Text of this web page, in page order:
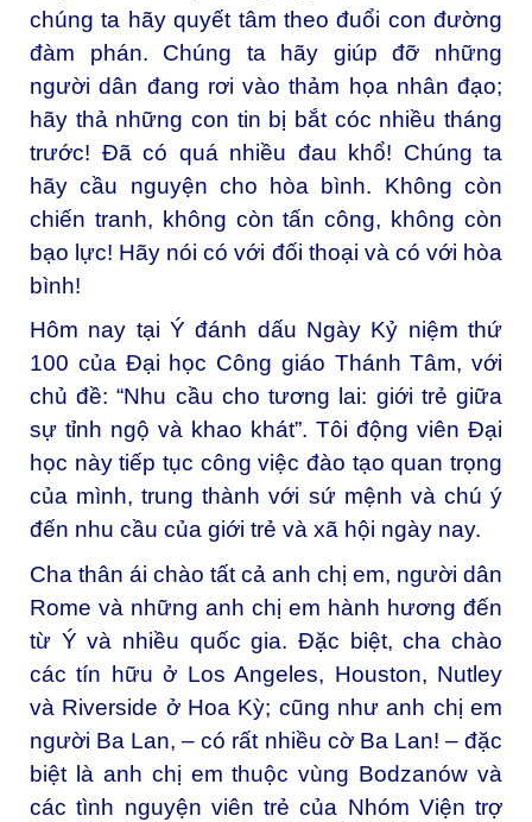
chúng ta hãy quyết tâm theo đuổi con đường
đàm phán. Chúng ta hãy giúp đỡ những
người dân đang rơi vào thảm họa nhân đạo;
hãy thả những con tin bị bắt cóc nhiều tháng
trước! Đã có quá nhiều đau khổ! Chúng ta
hãy cầu nguyện cho hòa bình. Không còn
chiến tranh, không còn tấn công, không còn
bạo lực! Hãy nói có với đối thoại và có với hòa
bình!
Hôm nay tại Ý đánh dấu Ngày Kỷ niệm thứ
100 của Đại học Công giáo Thánh Tâm, với
chủ đề: “Nhu cầu cho tương lai: giới trẻ giữa
sự tỉnh ngộ và khao khát”. Tôi động viên Đại
học này tiếp tục công việc đào tạo quan trọng
của mình, trung thành với sứ mệnh và chú ý
đến nhu cầu của giới trẻ và xã hội ngày nay.
Cha thân ái chào tất cả anh chị em, người dân
Rome và những anh chị em hành hương đến
từ Ý và nhiều quốc gia. Đặc biệt, cha chào
các tín hữu ở Los Angeles, Houston, Nutley
và Riverside ở Hoa Kỳ; cũng như anh chị em
người Ba Lan, – có rất nhiều cờ Ba Lan! – đặc
biệt là anh chị em thuộc vùng Bodzanów và
các tình nguyện viên trẻ của Nhóm Viện trợ